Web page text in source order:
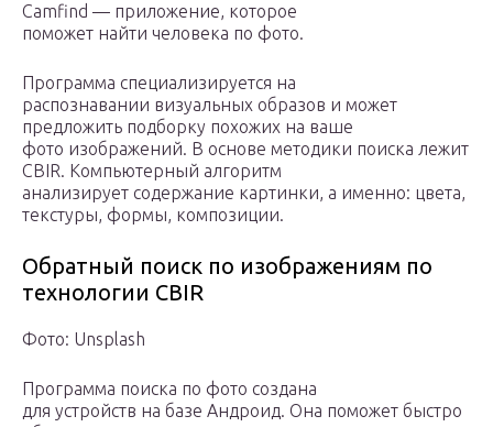
Camfind — приложение, которое
поможет найти человека по фото.
Программа специализируется на
распознавании визуальных образов и может
предложить подборку похожих на ваше
фото изображений. В основе методики поиска лежит
CBIR. Компьютерный алгоритм
анализирует содержание картинки, а именно: цвета,
текстуры, формы, композиции.
Обратный поиск по изображениям по
технологии CBIR
Фото: Unsplash
Программа поиска по фото создана
для устройств на базе Андроид. Она поможет быстро